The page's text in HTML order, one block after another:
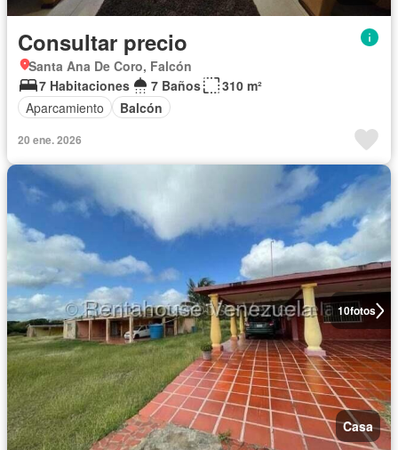
Consultar precio
Santa Ana De Coro, Falcón
7 Habitaciones
7 Baños
310 m²
Aparcamiento
Balcón
20 ene. 2026
10fotos
Casa